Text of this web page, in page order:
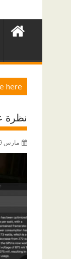
here
نظرة
مارس 29, 2025